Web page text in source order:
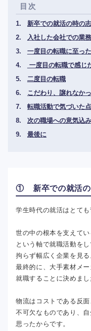
目次
新卒での就活の時の
入社した会社での業務
一度目の転職に至っ
一度目の転職で感じ
二度目の転職
こだわり、譲れなか
転職活動で気づいた
次の職場への意気込
最後に
① 新卒での就活の
学生時代の就活はとて
世の中の根本を支えて
という軸で就職活動を
拘らず幅広く企業を見る
最終的に、大手素材メ
就職することに決めまし
物流はコストである反
不可欠なものであり、
思ったからです。